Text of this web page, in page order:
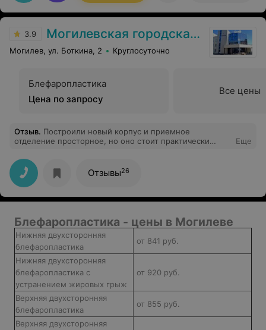
3.9 Могилевская городская больница скорой медицинской помощи
Могилев, ул. Боткина, 2 Круглосуточно
Блефаропластика
Цена по запросу
Все цены
Отзыв. Построили новый корпус и приемное
отделение просторное, но оно стоит практически
старом приемном покое , люди стоят огромные
очереди чтобы заполнили бумажки, для больных нет
достаточно лавочек и вообще мало место. Принимают
очень медленно, хотя толпами ходят студенты медики
и медсестры , особо не занятые. В приемном по
консультируют с неохотой, всех отправляют в старый
приемник. Администрация не верно распределяет
трудовые обязанности персонала. На бюракратические
процедуры уходит много времени. Хотя уже и
используются компьютерные программы, все равно не
в полном обьеме, как будто в тестовом режиме,
некоторые пользуются, но в основном используют
бумажки. К врачам и медперсоналу в больнице
претензий нет. Только далко что их заставляют
заниматься бюрократией, помимо основной
достаточно тяжелой и отвтветственной работы
Еще
Отзывы26
Блефаропластика - цены в Могилеве
Нижняя двухсторонняя
блефаропластика
от 841 руб.
Нижняя двухсторонняя
блефаропластика с
устранением жировых грыж
от 920 руб.
Верхняя двухсторонняя
блефаропластика
от 855 руб.
Верхняя двухсторонняя